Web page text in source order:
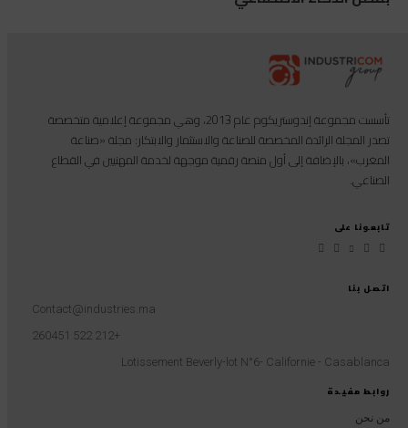
روابط مفيدة
من نحن
اتصل بنا
Contact@industries.ma
+212 522 260451
Lotissement Beverly-lot N°6- Californie - Casablanca
تأسست مجموعة إندوستريكوم عام 2013، وهي مجموعة إعلامية متخصصة
تصدر المجلة الرائدة المخصصة للصناعة والاستثمار والابتكار: مجلة «صناعة
المغرب»، بالإضافة إلى أول منصة رقمية موجهة لخدمة المهنيين في القطاع
الصناعي.
تابعونا على